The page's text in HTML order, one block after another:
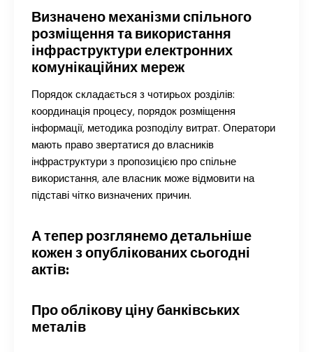
Визначено механізми спільного
розміщення та використання
інфраструктури електронних
комунікаційних мереж
Порядок складається з чотирьох розділів:
координація процесу, порядок розміщення
інформації, методика розподілу витрат. Оператори
мають право звертатися до власників
інфраструктури з пропозицією про спільне
використання, але власник може відмовити на
підставі чітко визначених причин.
А тепер розглянемо детальніше
кожен з опублікованих сьогодні
актів:
Про облікову ціну банківських
металів